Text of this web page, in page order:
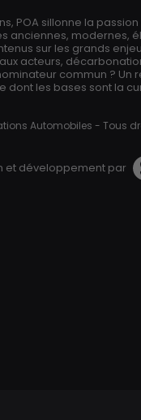
et les
POA sillonne la
anciennes, modernes,
sur les grands
acteurs,
commun ? Un
dont les bases sont la
Automobiles - Tous
et développement par